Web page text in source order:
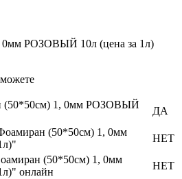
(50*50см) 1, 0мм РОЗОВЫЙ
ДА
(50*50см) 1, 0мм
НЕТ
(50*50см) 1, 0мм
онлайн
НЕТ